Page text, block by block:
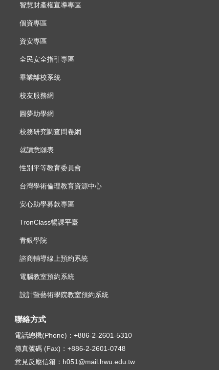
智慧財產權宣導專區
個資專區
資安專區
全民安全指引專區
畢業離校系統
校友服務網
圓夢助學網
校務研究調查問卷網
就讀意願表
性別平等教育委員會
台灣學術倫理教育資源中心
安心助學募款專區
TronClass暢課平臺
青銀學院
諮商輔導線上預約系統
電腦教室預約系統
設計暨藝術學院教室預約系統
聯絡方式
電話總機(Phone)： +886-2-2601-5310
傳真號碼 (Fax)： +886-2-2601-0748
意見反應信箱： h051@mail.hwu.edu.tw